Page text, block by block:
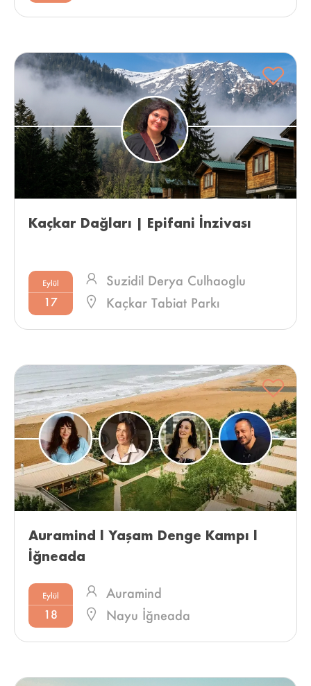
Kaçkar Dağları | Epifani İnzivası
Eylül
17
Suzidil Derya Culhaoglu
Kaçkar Tabiat Parkı
Auramind l Yaşam Denge Kampı l
İğneada
Eylül
18
Auramind
Nayu İğneada